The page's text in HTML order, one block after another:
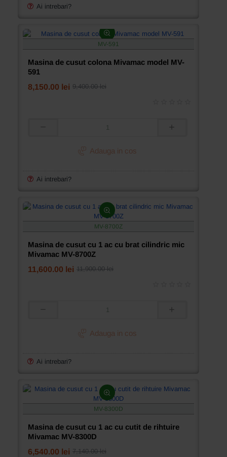
MV-Ai intrebari?
MV-591
Masina de cusut colona Mivamac model MV-
591
8,150.00 lei 9,400.00 lei
model
Adauga in cos
Ai intrebari?
MV-8700Z
Masina de cusut cu 1 ac cu brat cilindric mic
Mivamac MV-8700Z
11,600.00 lei 11,900.00 lei
ac
cilindric
Mivamac
MV-
8700Z
Adauga in cos
Ai intrebari?
MV-8300D
Masina de cusut cu 1 ac cu cutit de rihtuire
Mivamac MV-8300D
6,540.00 lei 7,140.00 lei